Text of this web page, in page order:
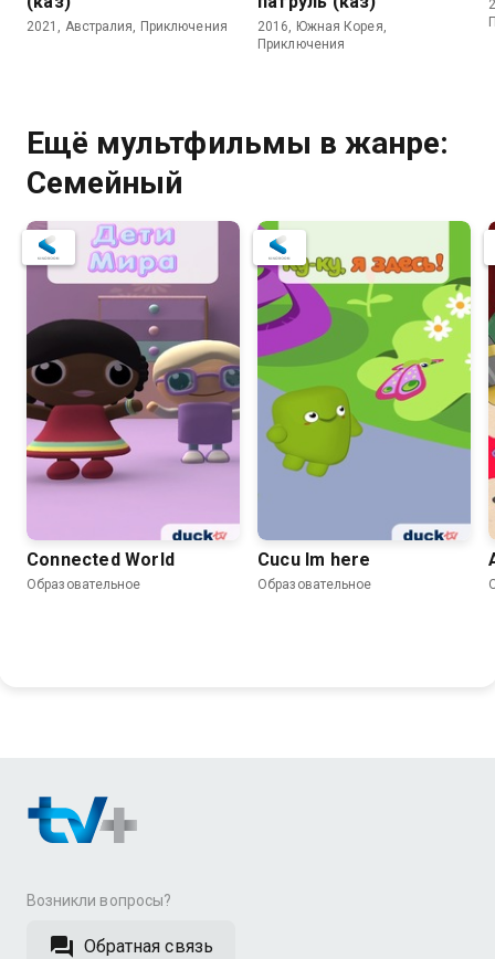
2021, Австралия, Приключения
2016, Южная Корея,
Приключения
Ещё мультфильмы в жанре:
Семейный
Connected World
Образовательное
Cucu Im here
Образовательное
Возникли вопросы?
Обратная связь